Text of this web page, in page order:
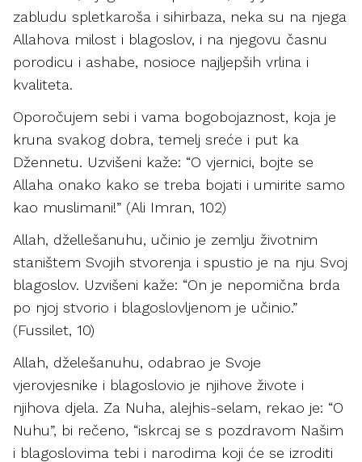
zabludu spletkaroša i sihirbaza, neka su na njega
Allahova milost i blagoslov, i na njegovu časnu
porodicu i ashabe, nosioce najljepših vrlina i
kvaliteta.
Oporočujem sebi i vama bogobojaznost, koja je
kruna svakog dobra, temelj sreće i put ka
Džennetu. Uzvišeni kaže: “O vjernici, bojte se
Allaha onako kako se treba bojati i umirite samo
kao muslimani!” (Ali Imran, 102)
Allah, džellešanuhu, učinio je zemlju životnim
staništem Svojih stvorenja i spustio je na nju Svoj
blagoslov. Uzvišeni kaže: “On je nepomična brda
po njoj stvorio i blagoslovljenom je učinio.”
(Fussilet, 10)
Allah, dželešanuhu, odabrao je Svoje
vjerovjesnike i blagoslovio je njihove živote i
njihova djela. Za Nuha, alejhis-selam, rekao je: “O
Nuhu”, bi rečeno, “iskrcaj se s pozdravom Našim
i blagoslovima tebi i narodima koji će se izroditi